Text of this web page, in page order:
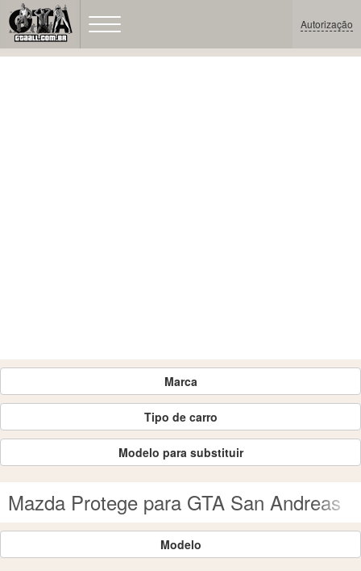
Autorização
Marca
Tipo de carro
Modelo para substituir
Mazda Protege para GTA San Andreas
Modelo